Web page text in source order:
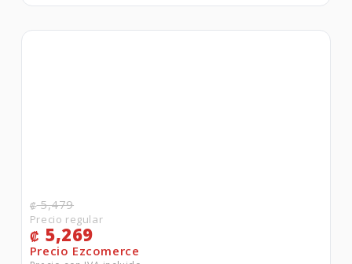
₡5,479
₡ 5,269